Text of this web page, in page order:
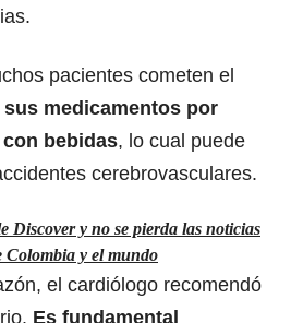
pacientes cometen el
medicamentos por
bebidas, lo cual puede
cerebrovasculares.
Discover y no se pierda las noticias
Colombia y el mundo
el cardiólogo recomendó
Es fundamental